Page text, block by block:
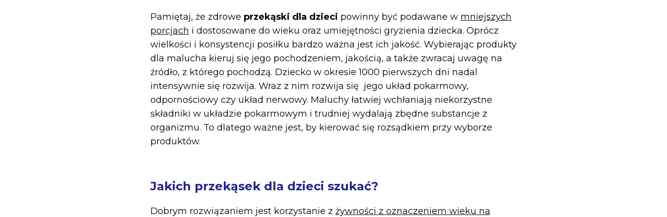
Pamiętaj, że zdrowe przekąski dla dzieci powinny być podawane w mniejszych
porcjach i dostosowane do wieku oraz umiejętności gryzienia dziecka. Oprócz
wielkości i konsystencji posiłku bardzo ważna jest ich jakość. Wybierając produkty
dla malucha kieruj się jego pochodzeniem, jakością, a także zwracaj uwagę na
źródło, z którego pochodzą. Dziecko w okresie 1000 pierwszych dni nadal
intensywnie się rozwija. Wraz z nim rozwija się jego układ pokarmowy,
odpornościowy czy układ nerwowy. Maluchy łatwiej wchłaniają niekorzystne
składniki w układzie pokarmowym i trudniej wydalają zbędne substancje z
organizmu. To dlatego ważne jest, by kierować się rozsądkiem przy wyborze
produktów.
Jakich przekąsek dla dzieci szukać?
Dobrym rozwiązaniem jest korzystanie z żywności z oznaczeniem wieku na